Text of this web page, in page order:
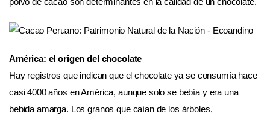
América: el origen del chocolate
Hay registros que indican que el chocolate ya se consumía hace
casi 4000 años en América, aunque solo se bebía y era una
bebida amarga. Los granos que caían de los árboles,